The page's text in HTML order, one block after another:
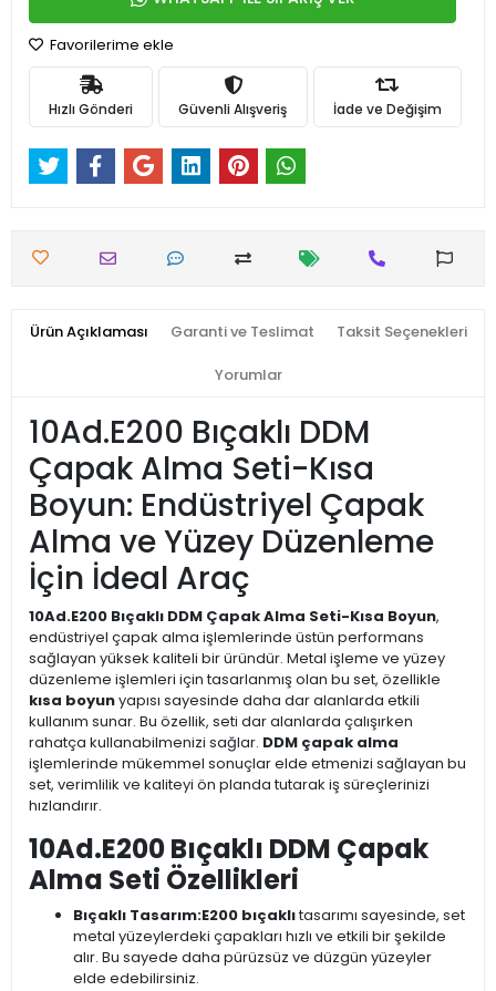
Favorilerime ekle
Hızlı Gönderi Güvenli Alışveriş İade ve Değişim
Ürün Açıklaması Garanti ve Teslimat Taksit Seçenekleri
Yorumlar
10Ad.E200 Bıçaklı DDM
Çapak Alma Seti-Kısa
Boyun: Endüstriyel Çapak
Alma ve Yüzey Düzenleme
İçin İdeal Araç
10Ad.E200 Bıçaklı DDM Çapak Alma Seti-Kısa Boyun,
endüstriyel çapak alma işlemlerinde üstün performans
sağlayan yüksek kaliteli bir üründür. Metal işleme ve yüzey
düzenleme işlemleri için tasarlanmış olan bu set, özellikle
kısa boyunyapısı sayesinde daha dar alanlarda etkili
kullanım sunar. Bu özellik, seti dar alanlarda çalışırken
rahatça kullanabilmenizi sağlar. DDM çapak alma
işlemlerinde mükemmel sonuçlar elde etmenizi sağlayan bu
set, verimlilik ve kaliteyi ön planda tutarak iş süreçlerinizi
hızlandırır.
10Ad.E200 Bıçaklı DDM Çapak
Alma Seti Özellikleri
Bıçaklı Tasarım:E200 bıçaklıtasarımı sayesinde, set
metal yüzeylerdeki çapakları hızlı ve etkili bir şekilde
alır. Bu sayede daha pürüzsüz ve düzgün yüzeyler
elde edebilirsiniz.